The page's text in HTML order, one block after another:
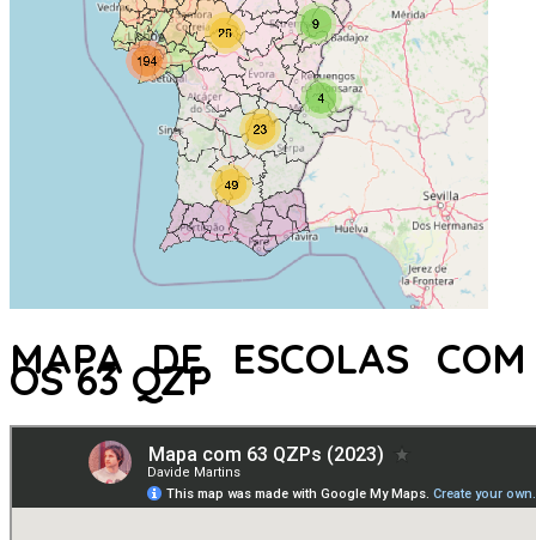
MAPA DE ESCOLAS COM
OS 63 QZP